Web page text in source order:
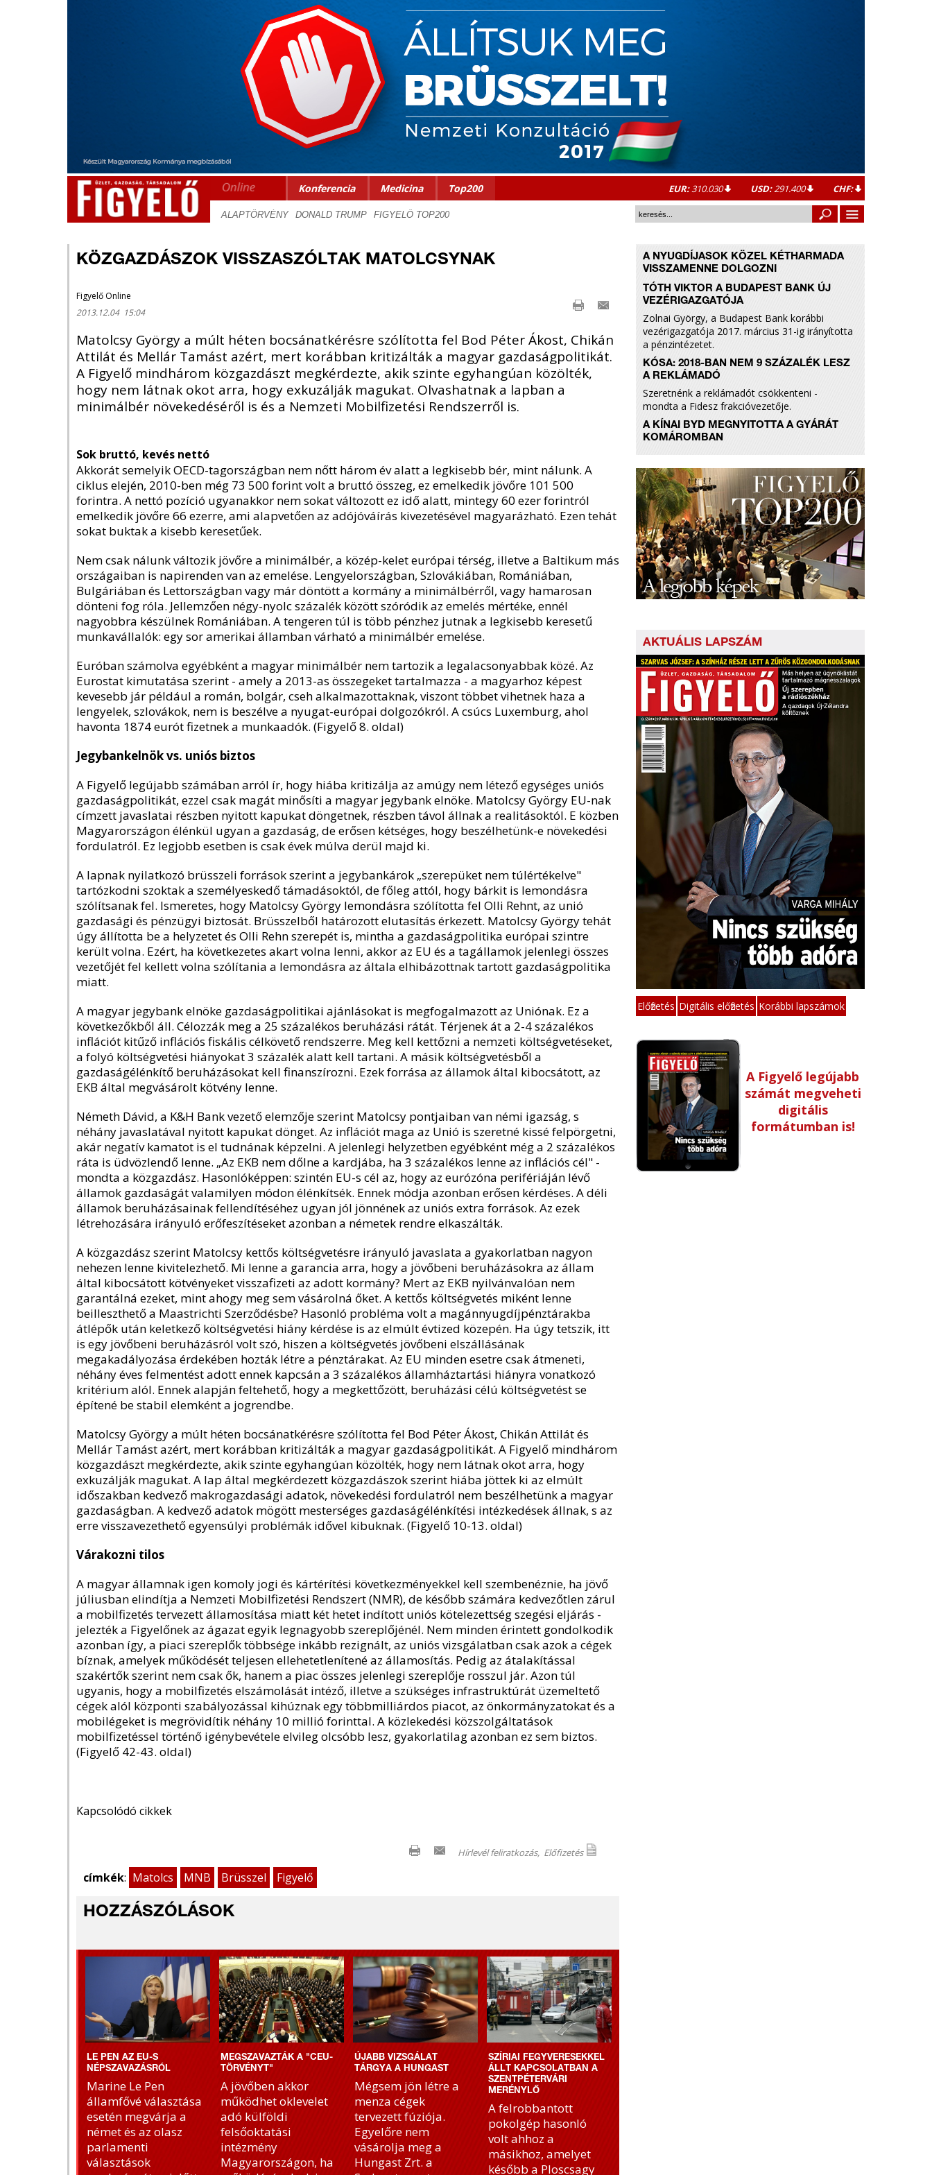
Konferencia Medicina Top200 EUR:310.030 USD:291.400 CHF:
KÖZGAZDÁSZOK VISSZASZÓLTAK MATOLCSYNAK
Figyelő Online
2013.12.04 15:04
Matolcsy György a múlt héten bocsánatkérésre szólította fel Bod Péter Ákost, Chikán
Attilát és Mellár Tamást azért, mert korábban kritizálták a magyar gazdaságpolitikát.
A Figyelő mindhárom közgazdászt megkérdezte, akik szinte egyhangúan közölték,
hogy nem látnak okot arra, hogy exkuzálják magukat. Olvashatnak a lapban a
minimálbér növekedéséről is és a Nemzeti Mobilfizetési Rendszerről is.
Sok bruttó, kevés nettó
Akkorát semelyik OECD-tagországban nem nőtt három év alatt a legkisebb bér, mint nálunk. A
ciklus elején, 2010-ben még 73 500 forint volt a bruttó összeg, ez emelkedik jövőre 101 500
forintra. A nettó pozíció ugyanakkor nem sokat változott ez idő alatt, mintegy 60 ezer forintról
emelkedik jövőre 66 ezerre, ami alapvetően az adójóváírás kivezetésével magyarázható. Ezen tehát
sokat buktak a kisebb keresetűek.
Nem csak nálunk változik jövőre a minimálbér, a közép-kelet európai térség, illetve a Baltikum más
országaiban is napirenden van az emelése. Lengyelországban, Szlovákiában, Romániában,
Bulgáriában és Lettországban vagy már döntött a kormány a minimálbérről, vagy hamarosan
dönteni fog róla. Jellemzően négy-nyolc százalék között szóródik az emelés mértéke, ennél
nagyobbra készülnek Romániában. A tengeren túl is több pénzhez jutnak a legkisebb keresetű
munkavállalók: egy sor amerikai államban várható a minimálbér emelése.
Euróban számolva egyébként a magyar minimálbér nem tartozik a legalacsonyabbak közé. Az
Eurostat kimutatása szerint - amely a 2013-as összegeket tartalmazza - a magyarhoz képest
kevesebb jár például a román, bolgár, cseh alkalmazottaknak, viszont többet vihetnek haza a
lengyelek, szlovákok, nem is beszélve a nyugat-európai dolgozókról. A csúcs Luxemburg, ahol
havonta 1874 eurót fizetnek a munkaadók. (Figyelő 8. oldal)
Jegybankelnök vs. uniós biztos
A Figyelő legújabb számában arról ír, hogy hiába kritizálja az amúgy nem létező egységes uniós
gazdaságpolitikát, ezzel csak magát minősíti a magyar jegybank elnöke. Matolcsy György EU-nak
címzett javaslatai részben nyitott kapukat döngetnek, részben távol állnak a realitásoktól. E közben
Magyarországon élénkül ugyan a gazdaság, de erősen kétséges, hogy beszélhetünk-e növekedési
fordulatról. Ez legjobb esetben is csak évek múlva derül majd ki.
A lapnak nyilatkozó brüsszeli források szerint a jegybankárok „szerepüket nem túlértékelve"
tartózkodni szoktak a személyeskedő támadásoktól, de főleg attól, hogy bárkit is lemondásra
szólítsanak fel. Ismeretes, hogy Matolcsy György lemondásra szólította fel Olli Rehnt, az unió
gazdasági és pénzügyi biztosát. Brüsszelből határozott elutasítás érkezett. Matolcsy György tehát
úgy állította be a helyzetet és Olli Rehn szerepét is, mintha a gazdaságpolitika európai szintre
került volna. Ezért, ha következetes akart volna lenni, akkor az EU és a tagállamok jelenlegi összes
vezetőjét fel kellett volna szólítania a lemondásra az általa elhibázottnak tartott gazdaságpolitika
miatt.
A magyar jegybank elnöke gazdaságpolitikai ajánlásokat is megfogalmazott az Uniónak. Ez a
következőkből áll. Célozzák meg a 25 százalékos beruházási rátát. Térjenek át a 2-4 százalékos
inflációt kitűző inflációs fiskális célkövető rendszerre. Meg kell kettőzni a nemzeti költségvetéseket,
a folyó költségvetési hiányokat 3 százalék alatt kell tartani. A másik költségvetésből a
gazdaságélénkítő beruházásokat kell finanszírozni. Ezek forrása az államok által kibocsátott, az
EKB által megvásárolt kötvény lenne.
Németh Dávid, a K&H Bank vezető elemzője szerint Matolcsy pontjaiban van némi igazság, s
néhány javaslatával nyitott kapukat dönget. Az inflációt maga az Unió is szeretné kissé felpörgetni,
akár negatív kamatot is el tudnának képzelni. A jelenlegi helyzetben egyébként még a 2 százalékos
ráta is üdvözlendő lenne. „Az EKB nem dőlne a kardjába, ha 3 százalékos lenne az inflációs cél" -
mondta a közgazdász. Hasonlóképpen: szintén EU-s cél az, hogy az eurózóna perifériáján lévő
államok gazdaságát valamilyen módon élénkítsék. Ennek módja azonban erősen kérdéses. A déli
államok beruházásainak fellendítéséhez ugyan jól jönnének az uniós extra források. Az ezek
létrehozására irányuló erőfeszítéseket azonban a németek rendre elkaszálták.
A közgazdász szerint Matolcsy kettős költségvetésre irányuló javaslata a gyakorlatban nagyon
nehezen lenne kivitelezhető. Mi lenne a garancia arra, hogy a jövőbeni beruházásokra az állam
által kibocsátott kötvényeket visszafizeti az adott kormány? Mert az EKB nyilvánvalóan nem
garantálná ezeket, mint ahogy meg sem vásárolná őket. A kettős költségvetés miként lenne
beilleszthető a Maastrichti Szerződésbe? Hasonló probléma volt a magánnyugdíjpénztárakba
átlépők után keletkező költségvetési hiány kérdése is az elmúlt évtized közepén. Ha úgy tetszik, itt
is egy jövőbeni beruházásról volt szó, hiszen a költségvetés jövőbeni elszállásának
megakadályozása érdekében hozták létre a pénztárakat. Az EU minden esetre csak átmeneti,
néhány éves felmentést adott ennek kapcsán a 3 százalékos államháztartási hiányra vonatkozó
kritérium alól. Ennek alapján feltehető, hogy a megkettőzött, beruházási célú költségvetést se
építené be stabil elemként a jogrendbe.
Matolcsy György a múlt héten bocsánatkérésre szólította fel Bod Péter Ákost, Chikán Attilát és
Mellár Tamást azért, mert korábban kritizálták a magyar gazdaságpolitikát. A Figyelő mindhárom
közgazdászt megkérdezte, akik szinte egyhangúan közölték, hogy nem látnak okot arra, hogy
exkuzálják magukat. A lap által megkérdezett közgazdászok szerint hiába jöttek ki az elmúlt
időszakban kedvező makrogazdasági adatok, növekedési fordulatról nem beszélhetünk a magyar
gazdaságban. A kedvező adatok mögött mesterséges gazdaságélénkítési intézkedések állnak, s az
erre visszavezethető egyensúlyi problémák idővel kibuknak. (Figyelő 10-13. oldal)
Várakozni tilos
A magyar államnak igen komoly jogi és kártérítési következményekkel kell szembenéznie, ha jövő
júliusban elindítja a Nemzeti Mobilfizetési Rendszert (NMR), de később számára kedvezőtlen zárul
a mobilfizetés tervezett államosítása miatt két hetet indított uniós kötelezettség szegési eljárás -
jelezték a Figyelőnek az ágazat egyik legnagyobb szereplőjénél. Nem minden érintett gondolkodik
azonban így, a piaci szereplők többsége inkább rezignált, az uniós vizsgálatban csak azok a cégek
bíznak, amelyek működését teljesen ellehetetlenítené az államosítás. Pedig az átalakítással
szakértők szerint nem csak ők, hanem a piac összes jelenlegi szereplője rosszul jár. Azon túl
ugyanis, hogy a mobilfizetés elszámolását intéző, illetve a szükséges infrastruktúrát üzemeltető
cégek alól központi szabályozással kihúznak egy többmilliárdos piacot, az önkormányzatokat és a
mobilégeket is megrövidítik néhány 10 millió forinttal. A közlekedési közszolgáltatások
mobilfizetéssel történő igénybevétele elvileg olcsóbb lesz, gyakorlatilag azonban ez sem biztos.
(Figyelő 42-43. oldal)
Kapcsolódó cikkek
Előfizetés
Hírlevél feliratkozás,
címkék: Matolcs MNB Brüsszel Figyelő
HOZZÁSZÓLÁSOK
LE PEN AZ EU-S
NÉPSZAVAZÁSRÓL
Marine Le Pen
államfővé választása
esetén megvárja a
német és az olasz
parlamenti
választások
MEGSZAVAZTÁK A "CEU-
TÖRVÉNYT"
A jövőben akkor
működhet oklevelet
adó külföldi
felsőoktatási
intézmény
Magyarországon, ha
ÚJABB VIZSGÁLAT
TÁRGYA A HUNGAST
Mégsem jön létre a
menza cégek
tervezett fúziója.
Egyelőre nem
vásárolja meg a
Hungast Zrt. a
SZÍRIAI FEGYVERESEKKEL
ÁLLT KAPCSOLATBAN A
SZENTPÉTERVÁRI
MERÉNYLŐ
A felrobbantott
pokolgép hasonló
volt ahhoz a
másikhoz, amelyet
később a Ploscsagy
A NYUGDÍJASOK KÖZEL KÉTHARMADA
VISSZAMENNE DOLGOZNI
TÓTH VIKTOR A BUDAPEST BANK ÚJ
VEZÉRIGAZGATÓJA
Zolnai György, a Budapest Bank korábbi
vezérigazgatója 2017. március 31-ig irányította
a pénzintézetet.
KÓSA: 2018-BAN NEM 9 SZÁZALÉK LESZ
A REKLÁMADÓ
Szeretnénk a reklámadót csökkenteni -
mondta a Fidesz frakcióvezetője.
A KÍNAI BYD MEGNYITOTTA A GYÁRÁT
KOMÁROMBAN
AKTUÁLIS LAPSZÁM
Előfizetés Digitális előfizetés Korábbi lapszámok
A Figyelő legújabb
számát megveheti
digitális
formátumban is!